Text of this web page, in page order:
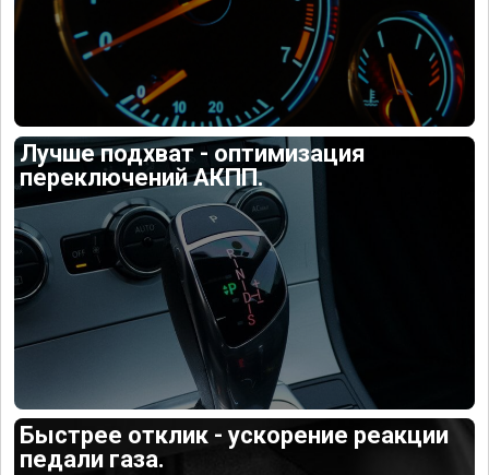
Лучше подхват - оптимизация
переключений АКПП.
Быстрее отклик - ускорение реакции
педали газа.